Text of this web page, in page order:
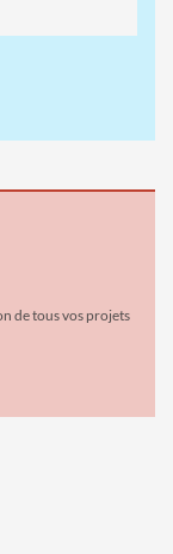
de tous vos projets